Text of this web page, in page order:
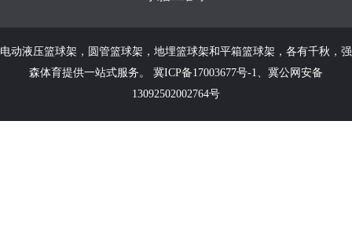
电动液压篮球架 ， 圆管篮球架 ， 地埋篮球架和平箱篮球架 ，各有千秋，强
森体育提供一站式服务。 冀ICP备17003677号-1
冀公网安备
13092502002764号